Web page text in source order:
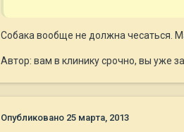
Собака вообще не должна чесаться.
Автор: вам в клинику срочно, вы уже
Опубликовано 25 марта, 2013